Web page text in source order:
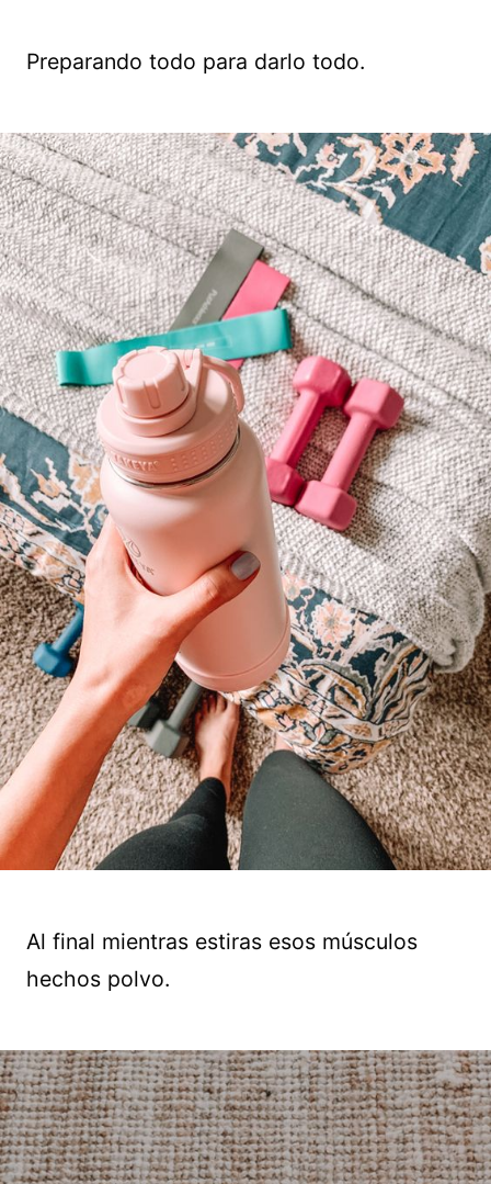
Preparando todo para darlo todo.
Al final mientras estiras esos músculos
hechos polvo.